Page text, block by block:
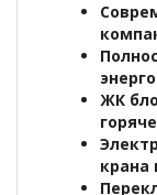
ЖК
крана